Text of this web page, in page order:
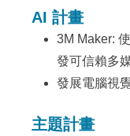
AI 計畫
3M Maker:
發可信賴多
發展電腦視
主題計畫